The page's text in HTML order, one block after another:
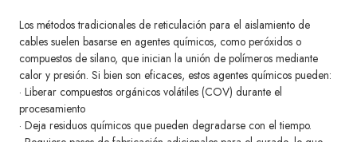
Los métodos tradicionales de reticulación para el aislamiento de
cables suelen basarse en agentes químicos, como peróxidos o
compuestos de silano, que inician la unión de polímeros mediante
calor y presión. Si bien son eficaces, estos agentes químicos pueden:
· Liberar compuestos orgánicos volátiles (COV) durante el
procesamiento
· Deja residuos químicos que pueden degradarse con el tiempo.